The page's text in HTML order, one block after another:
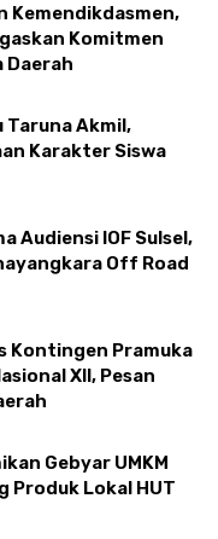
Kemendikdasmen,
Komitmen
Daerah
Taruna Akmil,
Karakter Siswa
Audiensi IOF Sulsel,
Off Road
Kontingen Pramuka
Gebyar UMKM
Produk Lokal HUT